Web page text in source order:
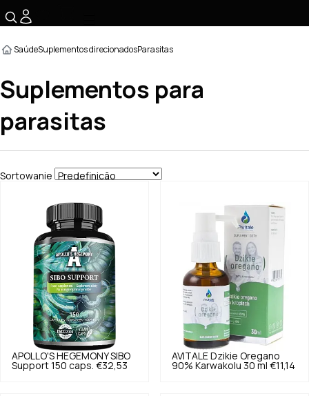
SaúdeSuplementos direcionadosParasitas
Suplementos para
parasitas
Sortowanie
APOLLO'S HEGEMONY SIBO
Support 150 caps. €32,53
AVITALE Dzikie Oregano
90% Karwakolu 30 ml €11,14